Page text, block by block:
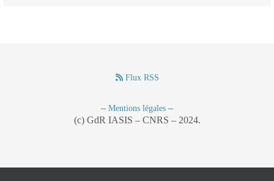
Flux RSS
– Mentions légales –
(c) GdR IASIS – CNRS – 2024.